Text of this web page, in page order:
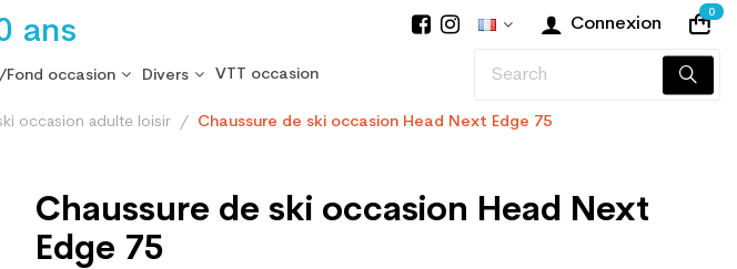
ans Connexion
0
occasion Divers VTT occasion
occasion adulte loisir Chaussure de ski occasion Head Next Edge 75
Chaussure de ski occasion Head Next
Edge 75